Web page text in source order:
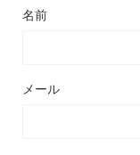
名前
メール